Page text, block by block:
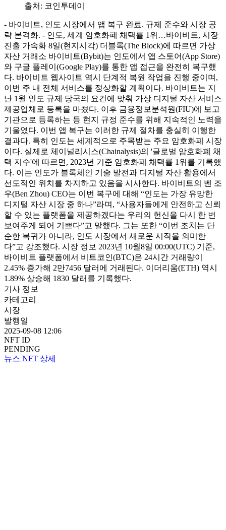
출처: 코인투데이
- 바이비트, 인도 시장에서 앱 복구 완료. 규제 준수와 시장 공
략 본격화. - 인도, 세계 암호화폐 채택률 1위…바이비트, 시장
진출 가속화 8일(현지시각) 더블록(The Block)에 따르면 가상
자산 거래소 바이비트(Bybit)는 인도에서 앱 스토어(App Store)
와 구글 플레이(Google Play)를 통한 앱 접근을 완전히 복구했
다. 바이비트 웹사이트 역시 단계적 복원 작업을 진행 중이며,
이번 주 내 전체 서비스를 정상화할 계획이다. 바이비트는 지
난 1월 인도 규제 당국의 요건에 맞춰 가상 디지털 자산 서비스
제공업체로 등록을 마쳤다. 이후 금융정보분석원(FIU)에 보고
기관으로 등록하는 등 현지 규정 준수를 위해 지속적인 노력을
기울였다. 이번 앱 복구는 이러한 규제 절차를 충실히 이행한
결과다. 특히 인도는 세계적으로 주목받는 주요 암호화폐 시장
이다. 실제로 체이널리시스(Chainalysis)의 '글로벌 암호화폐 채
택 지수'에 따르면, 2023년 기준 암호화폐 채택률 1위를 기록했
다. 이는 인도가 블록체인 기술 발전과 디지털 자산 활용에서
선도적인 위치를 차지하고 있음을 시사한다. 바이비트의 벤 조
우(Ben Zhou) CEO는 이번 복구에 대해 “인도는 가장 유망한
디지털 자산 시장 중 하나”라며, “사용자들에게 안전하고 신뢰
할 수 있는 플랫폼을 제공하겠다는 우리의 헌신을 다시 한 번
보여주게 되어 기쁘다”고 말했다. 그는 또한 “이번 조치는 단
순한 복귀가 아니라, 인도 시장에서 새로운 시작을 의미한
다”고 강조했다. 시장 정보 2023년 10월8일 00:00(UTC) 기준,
바이비트 플랫폼에서 비트코인(BTC)은 24시간 거래량이
2.45% 증가해 2만7456 달러에 거래된다. 이더리움(ETH) 역시
1.89% 상승해 1830 달러를 기록했다.
기사 정보
카테고리
시장
발행일
2025-09-08 12:06
NFT ID
PENDING
뉴스 NFT 상세